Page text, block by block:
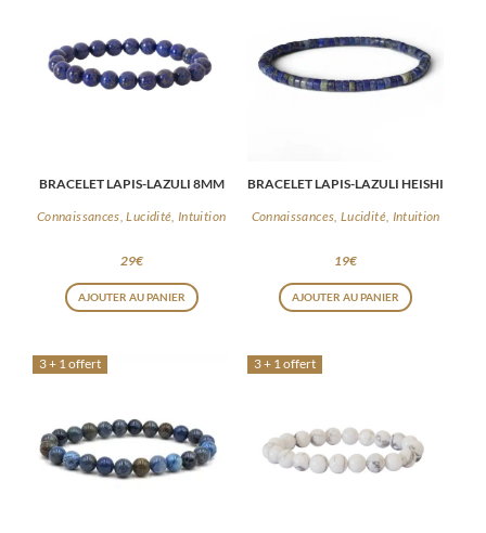
BRACELET LAPIS-LAZULI 8MM
Connaissances, Lucidité, Intuition
29€
AJOUTER AU PANIER
BRACELET LAPIS-LAZULI HEISHI
Connaissances, Lucidité, Intuition
19€
AJOUTER AU PANIER
3 + 1 offert 3 + 1 offert